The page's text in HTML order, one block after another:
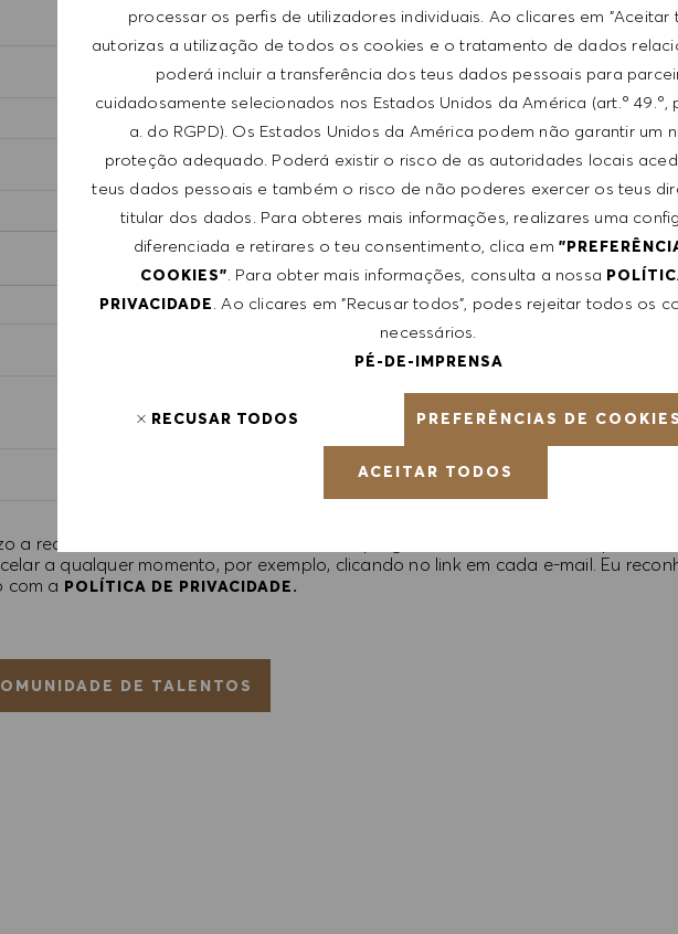
processar os perfis de utilizadores individuais. Ao clicares em "Aceitar
autorizas a utilização de todos os cookies e o tratamento de dados
poderá incluir a transferência dos teus dados pessoais para
cuidadosamente selecionados nos Estados Unidos da América (art.º 49.º,
a. do RGPD). Os Estados Unidos da América podem não garantir um
proteção adequado. Poderá existir o risco de as autoridades locais
teus dados pessoais e também o risco de não poderes exercer os teus
titular dos dados. Para obteres mais informações, realizares uma
diferenciada e retirares o teu consentimento, clica em
COOKIES" . Para obter mais informações, consulta a nossa
PRIVACIDADE . Ao clicares em "Recusar todos", podes rejeitar todos os
necessários.
PÉ-DE-IMPRENSA
PREFERÊNCIAS DE COOKIES
RECUSAR TODOS
ACEITAR TODOS
Apelido
Número de telefone
Cidade
Localização(ões) preferida(s)
You can enter multiple values
a receber e-mails contendo ofertas de emprego HUGO BOSS, convites para
a qualquer momento, por exemplo, clicando no link em cada e-mail. Eu
com a POLÍTICA DE PRIVACIDADE.
DE TALENTOS